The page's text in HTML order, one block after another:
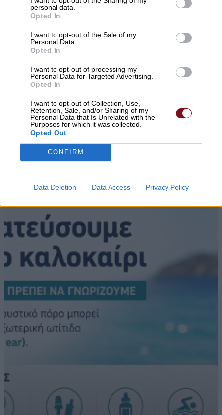
personal data.
Opted In
I want to opt-out of the Sale of my
Personal Data.
Opted In
I want to opt-out of processing my
Personal Data for Targeted Advertising.
Opted In
I want to opt-out of Collection, Use,
Retention, Sale, and/or Sharing of my
Personal Data that Is Unrelated with the
Purposes for which it was collected.
Opted Out
CONFIRM
Data Deletion Data Access Privacy Policy
▌ΤΕΛΕΥΤΑΙΑ ΝΕΑ